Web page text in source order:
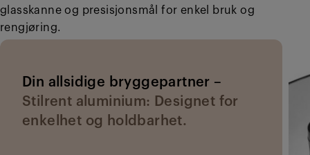
glasskanne og presisjonsmål for enkel bruk og
rengjøring.
Din allsidige bryggepartner –
Stilrent aluminium: Designet for
enkelhet og holdbarhet.